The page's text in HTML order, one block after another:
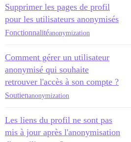
Supprimer les pages de profil
pour les utilisateurs anonymisés
Fonctionnalitéanonymization
Comment gérer un utilisateur
anonymisé qui souhaite
retrouver l'accès à son compte ?
Soutienanonymization
Les liens du profil ne sont pas
mis à jour après l'anonymisation